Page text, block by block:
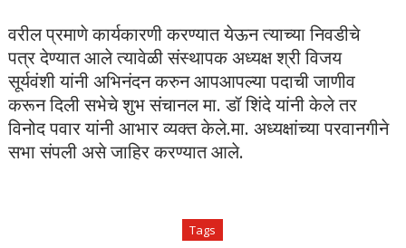
वरील प्रमाणे कार्यकारणी करण्यात येऊन त्याच्या निवडीचे
पत्र देण्यात आले त्यावेळी संस्थापक अध्यक्ष श्री विजय
सूर्यवंशी यांनी अभिनंदन करुन आपआपल्या पदाची जाणीव
करून दिली सभेचे शुभ संचानल मा. डॉ शिंदे यांनी केले तर
विनोद पवार यांनी आभार व्यक्त केले.मा. अध्यक्षांच्या परवानगीने
सभा संपली असे जाहिर करण्यात आले.
Tags